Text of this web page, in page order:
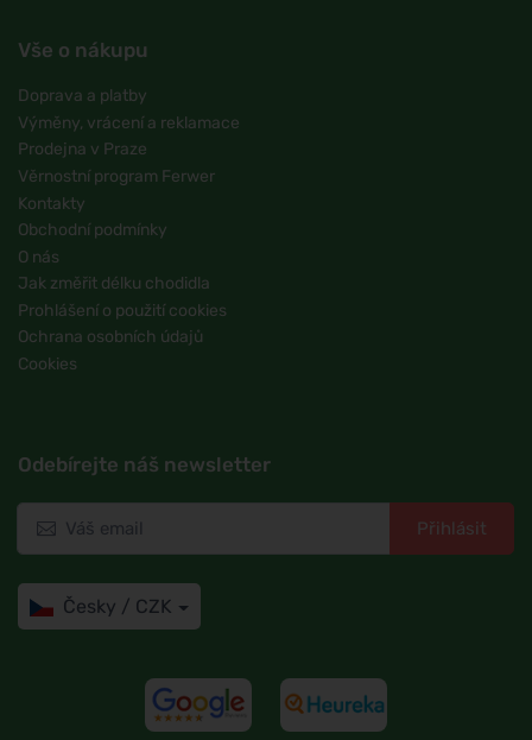
Vše o nákupu
Doprava a platby
Výměny, vrácení a reklamace
Prodejna v Praze
Věrnostní program Ferwer
Kontakty
Obchodní podmínky
O nás
Jak změřit délku chodidla
Prohlášení o použití cookies
Ochrana osobních údajů
Cookies
Odebírejte náš newsletter
Přihlásit
Česky / CZK